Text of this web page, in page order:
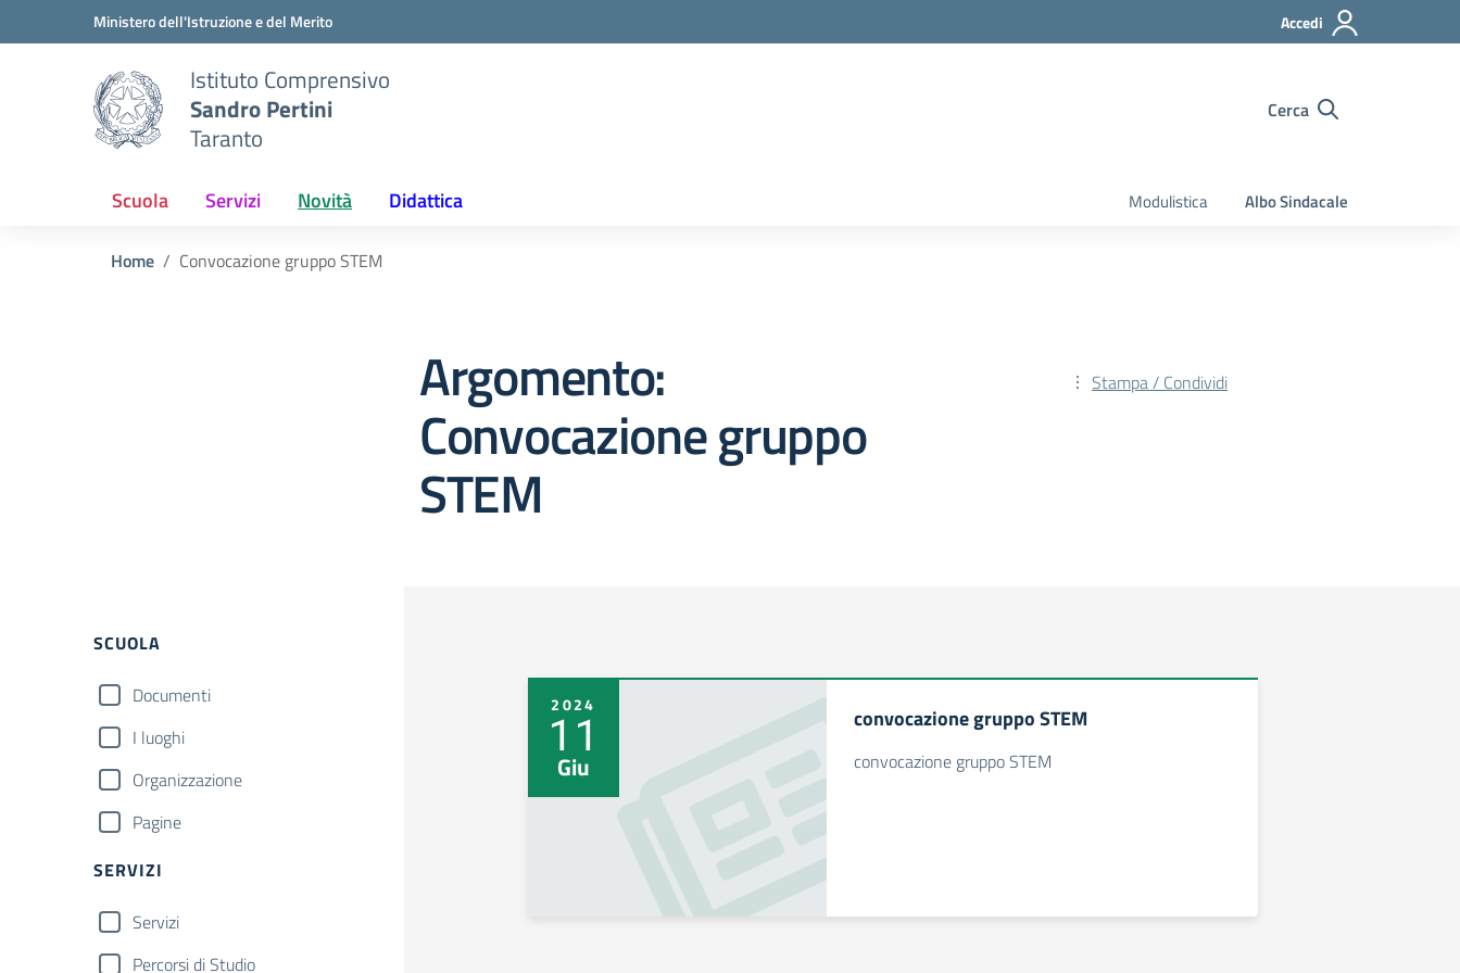
Vai ai contenuti
Vai al menu di navigazioneMinistero dell'Istruzione e del Merito Accedi
Istituto Comprensivo
Sandro Pertini
Taranto
Cerca
Scuola Servizi Novità Didattica Modulistica Albo Sindacale
Home Convocazione gruppo STEM
Argomento:
Convocazione gruppo
STEM
Stampa / Condividi
Filtri
SCUOLA
Documenti
I luoghi
Organizzazione
Pagine
SERVIZI
Servizi
Percorsi di Studio
2024
11
Giu
convocazione gruppo STEM
convocazione gruppo STEM